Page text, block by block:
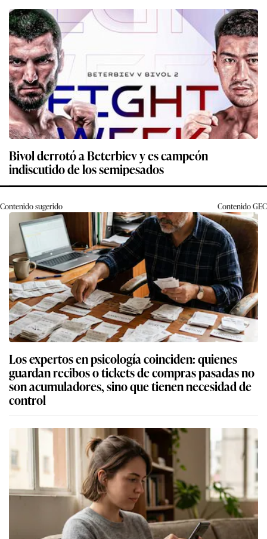
Bivol derrotó a Beterbiev y es campeón
indiscutido de los semipesados
Contenido sugerido ContenidoGEC
Los expertos en psicología coinciden: quienes
guardan recibos o tickets de compras pasadas no
son acumuladores, sino que tienen necesidad de
control